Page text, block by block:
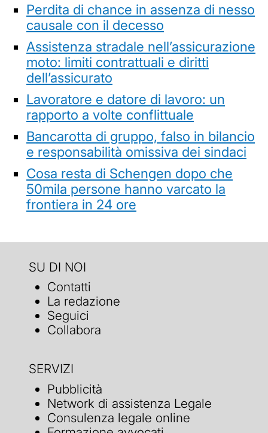
Perdita di chance in assenza di nesso
causale con il decesso
Assistenza stradale nell’assicurazione
moto: limiti contrattuali e diritti
dell’assicurato
Lavoratore e datore di lavoro: un
rapporto a volte conflittuale
Bancarotta di gruppo, falso in bilancio
e responsabilità omissiva dei sindaci
Cosa resta di Schengen dopo che
50mila persone hanno varcato la
frontiera in 24 ore
SU DI NOI
Contatti
La redazione
Seguici
Collabora
SERVIZI
Pubblicità
Network di assistenza Legale
Consulenza legale online